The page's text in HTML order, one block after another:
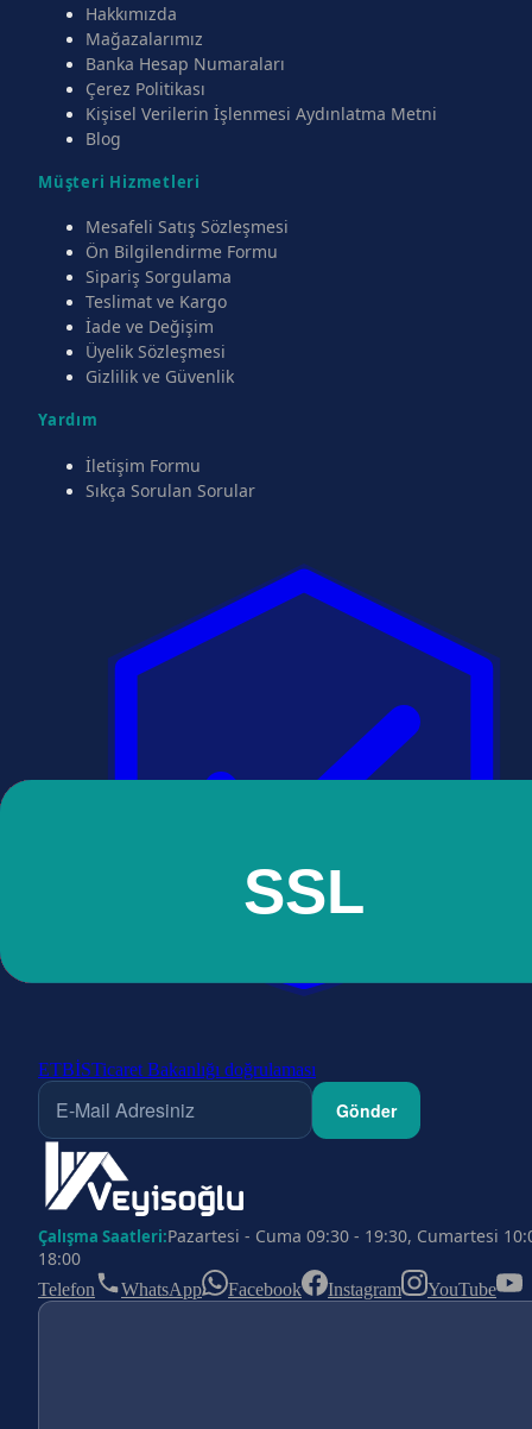
Hakkımızda
Mağazalarımız
Banka Hesap Numaraları
Çerez Politikası
Kişisel Verilerin İşlenmesi Aydınlatma Metni
Blog
Müşteri Hizmetleri
Mesafeli Satış Sözleşmesi
Ön Bilgilendirme Formu
Sipariş Sorgulama
Teslimat ve Kargo
İade ve Değişim
Üyelik Sözleşmesi
Gizlilik ve Güvenlik
Yardım
İletişim Formu
Sıkça Sorulan Sorular
ETBİSTicaret Bakanlığı doğrulaması
Gönder
Çalışma Saatleri:Pazartesi - Cuma 09:30 - 19:30, Cumartesi
18:00
Telefon WhatsApp Facebook Instagram YouTube